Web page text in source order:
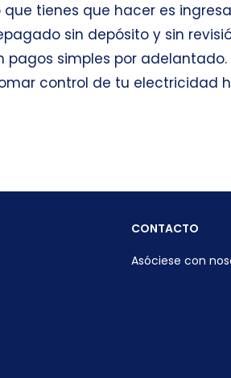
tienes que hacer es
sin depósito y sin
simples por adelantado.
control de tu electricidad
CONTACTO
Asóciese con